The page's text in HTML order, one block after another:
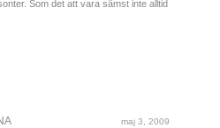
Som det att vara sämst inte alltid
maj 3, 2009